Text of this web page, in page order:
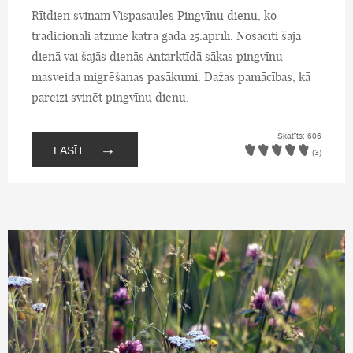
Rītdien svinam Vispasaules Pingvīnu dienu, ko
tradicionāli atzīmē katra gada 25.aprīlī. Nosacīti šajā
dienā vai šajās dienās Antarktīdā sākas pingvīnu
masveida migrēšanas pasākumi. Dažas pamācības, kā
pareizi svinēt pingvīnu dienu.
LASĪT →
Skatīts: 606
(3)